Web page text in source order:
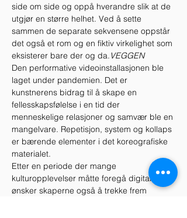
side om side og oppå hverandre slik at de
utgjør en større helhet. Ved å sette
sammen de separate sekvensene oppstår
det også et rom og en fiktiv virkelighet som
eksisterer bare der og da.VEGGEN
Den performative videoinstallasjonen ble
laget under pandemien. Det er
kunstnerens bidrag til å skape en
fellesskapsfølelse i en tid der
menneskelige relasjoner og samvær ble en
mangelvare. Repetisjon, system og kollaps
er bærende elementer i det koreografiske
materialet.
Etter en periode der mange
kulturopplevelser måtte foregå digitalt,
ønsker skaperne også å trekke frem